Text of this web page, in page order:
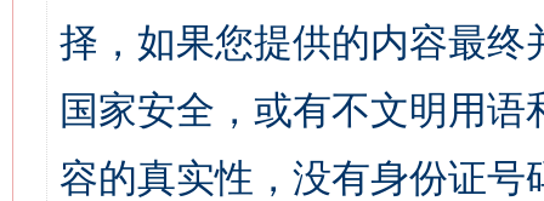
择，如果您提供的内容最
国家安全，或有不文明用
容的真实性，没有身份证